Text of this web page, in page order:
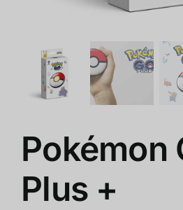
クリアランス
会社概要
Pokémon
Plus +